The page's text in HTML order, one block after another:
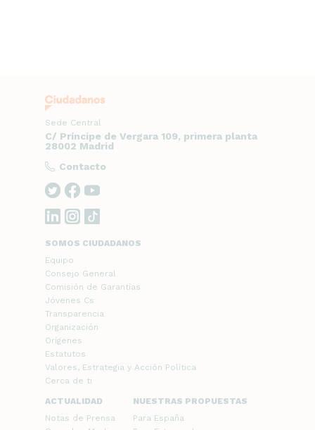
Sede Central
C/ Príncipe de Vergara 109, primera planta
28002 Madrid
Contacto
SOMOS CIUDADANOS
Equipo
Consejo General
Comisión de Garantías
Jóvenes Cs
Transparencia
Organización
Orígenes
Estatutos
Valores, Estrategia y Acción Política
Cerca de ti
ACTUALIDAD
Notas de Prensa
NUESTRAS PROPUESTAS
Para España